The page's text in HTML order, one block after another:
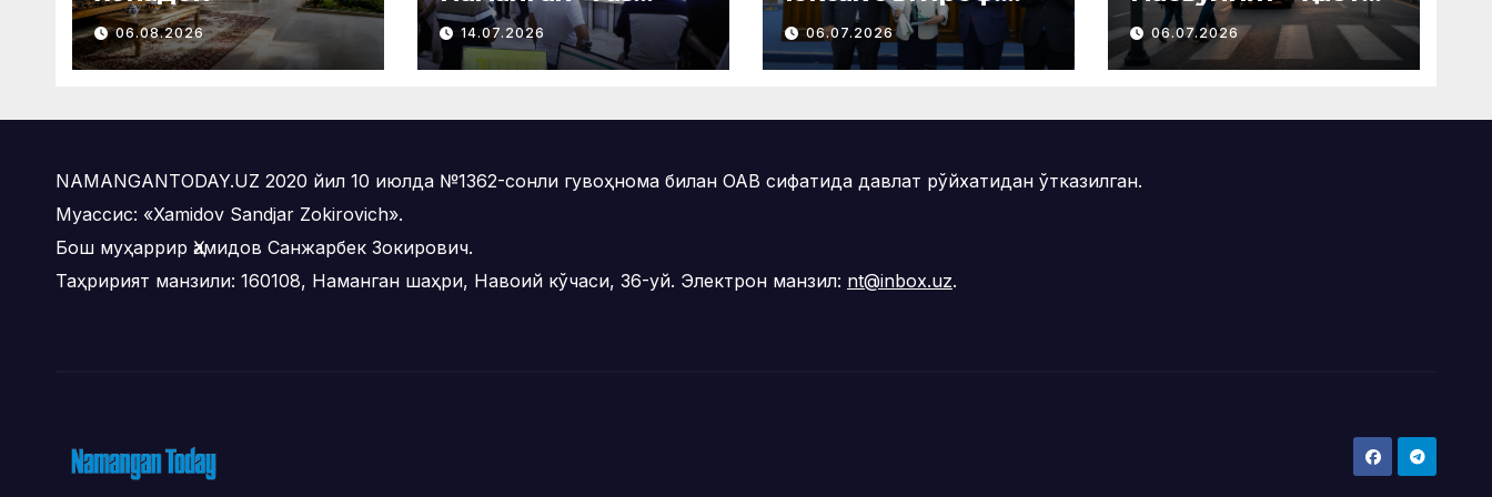
06.08.2026
таъминоти
филиалида
матбуот анжумани
14.07.2026
Наманганда 53
нафар нуроний
«Меҳнат
нишони билан
06.07.2026
олдидаги
масъулият
06.07.2026
NAMANGANTODAY.UZ 2020 йил 10 июлда №1362-сонли гувоҳнома билан ОАВ сифатида давлат рўйхатидан ўтказилган.
Муассис: «Xamidov Sandjar Zokirovich».
Бош муҳаррир Ҳамидов Санжарбек Зокирович.
Таҳририят манзили: 160108, Наманган шаҳри, Навоий кўчаси, 36-уй. Электрон манзил: nt@inbox.uz.